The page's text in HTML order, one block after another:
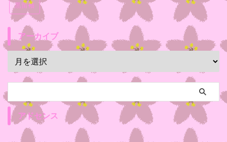
黒留袖
アーカイブ
アドセンス